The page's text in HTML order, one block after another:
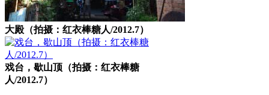
大殿（拍摄：红衣棒糖人/2012.7）
戏台，歇山顶（拍摄：红衣棒糖
人/2012.7）